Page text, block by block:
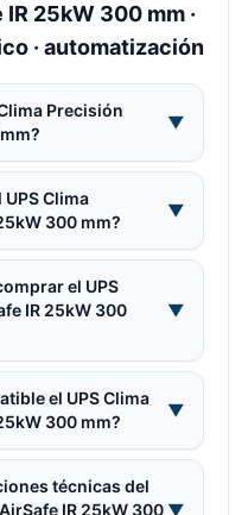
25kW 300 mm ·
· automatización
Precisión
▼
Clima
300 mm?
▼
el UPS
IR 25kW 300
▼
el UPS Clima
300 mm?
▼
técnicas del
IR 25kW 300 ▼